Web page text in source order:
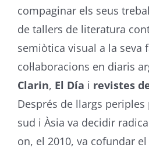
compaginar els seus
de tallers de literatura
semiòtica visual a la seva
col·laboracions en diaris
Clarin, El Día i revistes
Després de llargs periples
sud i Àsia va decidir
on, el 2010, va cofundar